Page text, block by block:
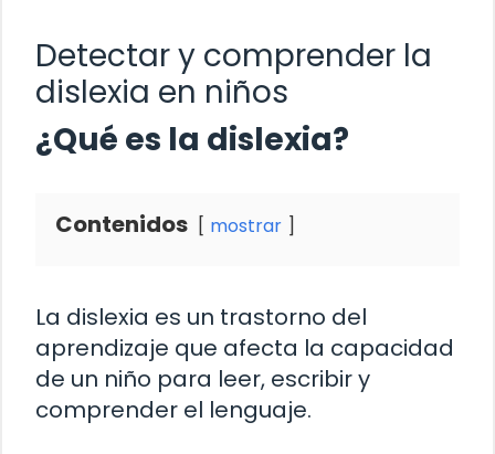
Detectar y comprender la
dislexia en niños
¿Qué es la dislexia?
Contenidos mostrar
La dislexia es un trastorno del
aprendizaje que afecta la capacidad
de un niño para leer, escribir y
comprender el lenguaje.